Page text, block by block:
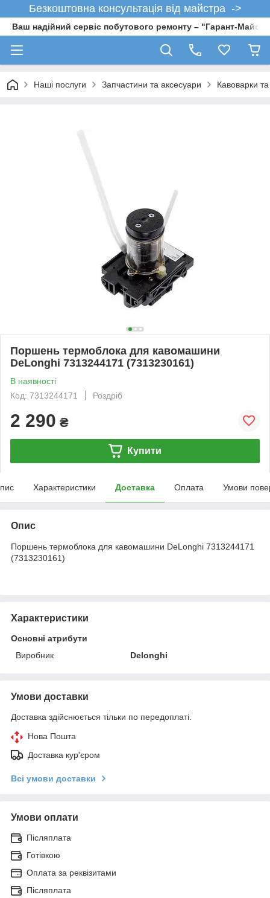
Безкоштовна консультація від майстра ->
Ваш надійний сервіс побутового ремонту – "Гарант-
Наші послуги Запчастини та аксесуари Кавоварки
Поршень термоблока для кавомашини
DeLonghi 7313244171 (7313230161)
В наявності
Код: 7313244171
Роздріб
2 290 ₴
Купити
Характеристики Доставка Оплата Умови
Опис
Поршень термоблока для кавомашини DeLonghi 7313244171
(7313230161)
Характеристики
Основні атрибути
Виробник
Delonghi
Умови доставки
Доставка здійснюється тільки по передоплаті.
Нова Пошта
Доставка кур'єром
Всі умови доставки
Умови оплати
Післяплата
Готівкою
Оплата за реквізитами
Післяплата